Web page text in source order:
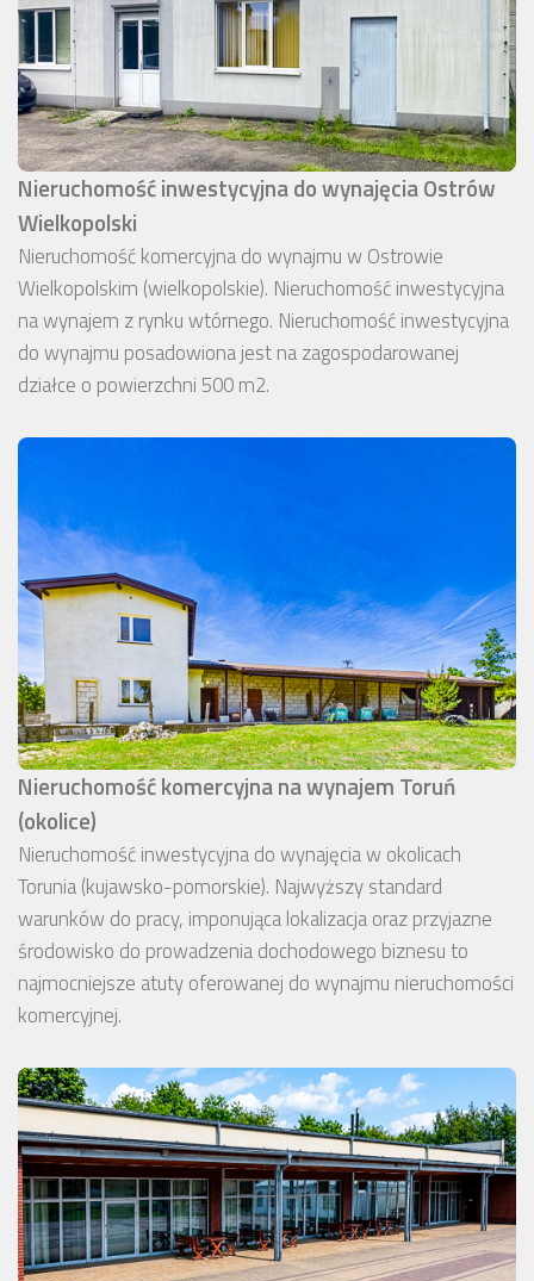
Nieruchomość inwestycyjna do wynajęcia Ostrów
Wielkopolski
Nieruchomość komercyjna do wynajmu w Ostrowie
Wielkopolskim (wielkopolskie). Nieruchomość inwestycyjna
na wynajem z rynku wtórnego. Nieruchomość inwestycyjna
do wynajmu posadowiona jest na zagospodarowanej
działce o powierzchni 500 m2.
Nieruchomość komercyjna na wynajem Toruń
(okolice)
Nieruchomość inwestycyjna do wynajęcia w okolicach
Torunia (kujawsko-pomorskie). Najwyższy standard
warunków do pracy, imponująca lokalizacja oraz przyjazne
środowisko do prowadzenia dochodowego biznesu to
najmocniejsze atuty oferowanej do wynajmu nieruchomości
komercyjnej.